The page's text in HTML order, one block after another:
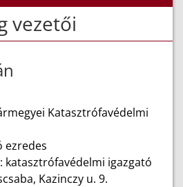
vezetői
Katasztrófavédelmi
ezredes
katasztrófavédelmi igazgató
Kazinczy u. 9.